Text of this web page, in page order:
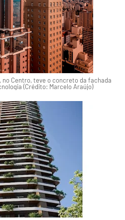
Centro, teve o concreto da fachada
(Crédito: Marcelo Araújo)